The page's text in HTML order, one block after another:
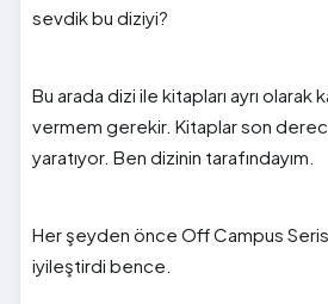
sevdik bu diziyi?
Bu arada dizi ile kitapları ayrı
vermem gerekir. Kitaplar son
yaratıyor. Ben dizinin tarafındayım.
Her şeyden önce Off Campus
iyileştirdi bence.